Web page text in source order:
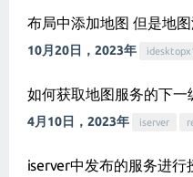
布局中添加地图 但是地
10月20日，2023年
如何获取地图服务的下一
4月10日，2023年 iserver
iserver中发布的服务进行